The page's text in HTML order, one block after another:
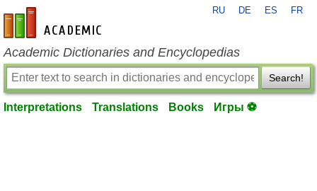
en-academic.com
RU DE ES FR
Academic Dictionaries and Encyclopedias
Search!
Interpretations Translations Books Игры ⚽